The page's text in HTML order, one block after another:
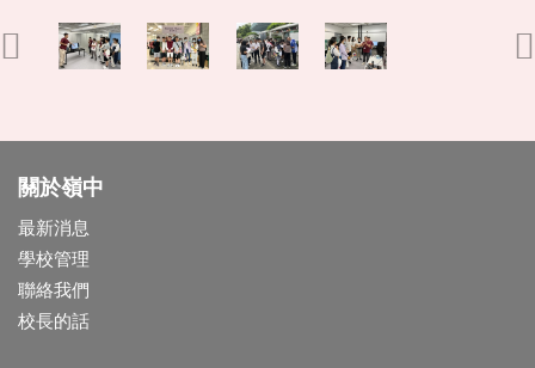
關於嶺中
最新消息
學校管理
聯絡我們
校長的話